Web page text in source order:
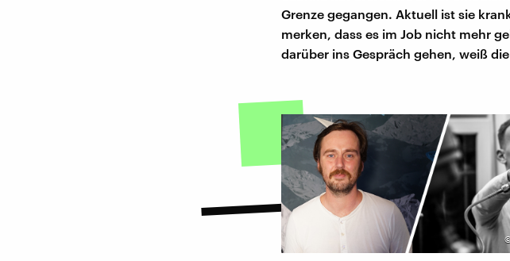
Grenze gegangen. Aktuell ist sie
merken, dass es im Job nicht mehr
darüber ins Gespräch gehen, weiß